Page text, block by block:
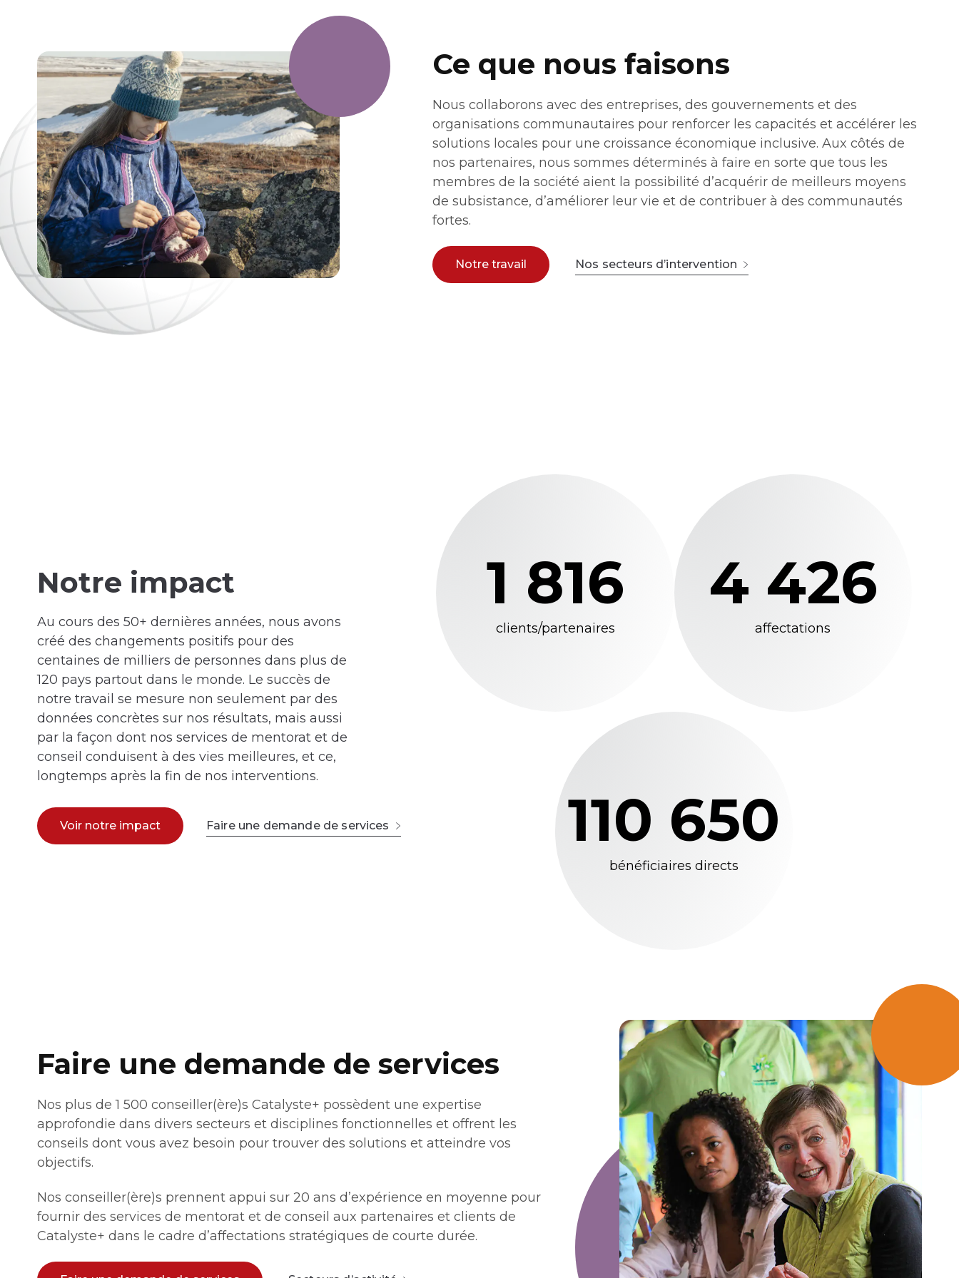
Ce que nous faisons
Nous collaborons avec des entreprises, des gouvernements et des
organisations communautaires pour renforcer les capacités et accélérer les
solutions locales pour une croissance économique inclusive. Aux côtés de
nos partenaires, nous sommes déterminés à faire en sorte que tous les
membres de la société aient la possibilité d’acquérir de meilleurs moyens
de subsistance, d’améliorer leur vie et de contribuer à des communautés
fortes.
Notre travail Nos secteurs d’intervention
Notre impact
Au cours des 50+ dernières années, nous avons
créé des changements positifs pour des
centaines de milliers de personnes dans plus de
120 pays partout dans le monde. Le succès de
notre travail se mesure non seulement par des
données concrètes sur nos résultats, mais aussi
par la façon dont nos services de mentorat et de
conseil conduisent à des vies meilleures, et ce,
longtemps après la fin de nos interventions.
Voir notre impact Faire une demande de services
1 816
clients/partenaires
4 426
affectations
110 650
bénéficiaires directs
Faire une demande de services
Nos plus de 1 500 conseiller(ère)s Catalyste+ possèdent une expertise
approfondie dans divers secteurs et disciplines fonctionnelles et offrent les
conseils dont vous avez besoin pour trouver des solutions et atteindre vos
objectifs.
Nos conseiller(ère)s prennent appui sur 20 ans d’expérience en moyenne pour
fournir des services de mentorat et de conseil aux partenaires et clients de
Catalyste+ dans le cadre d’affectations stratégiques de courte durée.